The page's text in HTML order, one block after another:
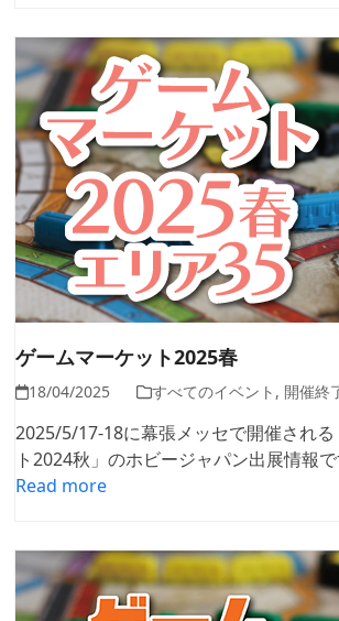
ゲームマーケット2025春
18/04/2025 すべてのイベント , 開催終
2025/5/17-18に幕張メッセで開催され
ト2024秋」のホビージャパン出展情報で
Read more